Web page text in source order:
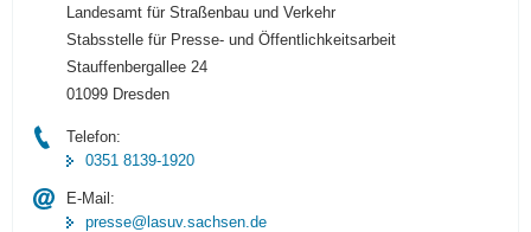
Landesamt für Straßenbau und Verkehr
Stabsstelle für Presse- und Öffentlichkeitsarbeit
Stauffenbergallee 24
01099 Dresden
Telefon:
0351 8139-1920
E-Mail:
presse@lasuv.sachsen.de